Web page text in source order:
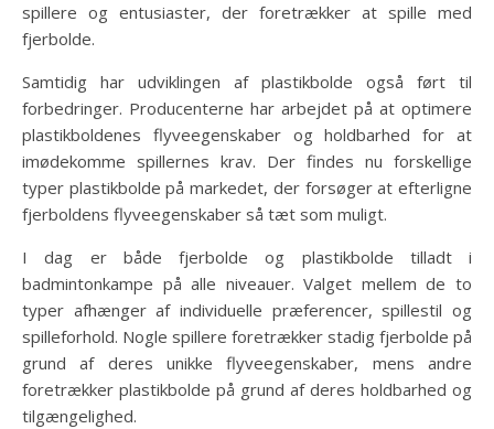
spillere og entusiaster, der foretrækker at spille med
fjerbolde.
Samtidig har udviklingen af plastikbolde også ført til
forbedringer. Producenterne har arbejdet på at optimere
plastikboldenes flyveegenskaber og holdbarhed for at
imødekomme spillernes krav. Der findes nu forskellige
typer plastikbolde på markedet, der forsøger at efterligne
fjerboldens flyveegenskaber så tæt som muligt.
I dag er både fjerbolde og plastikbolde tilladt i
badmintonkampe på alle niveauer. Valget mellem de to
typer afhænger af individuelle præferencer, spillestil og
spilleforhold. Nogle spillere foretrækker stadig fjerbolde på
grund af deres unikke flyveegenskaber, mens andre
foretrækker plastikbolde på grund af deres holdbarhed og
tilgængelighed.